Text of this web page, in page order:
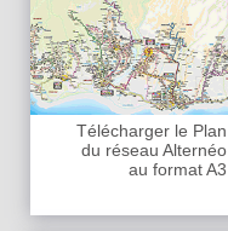
Télécharger le Plan
du réseau Alternéo
au format A3